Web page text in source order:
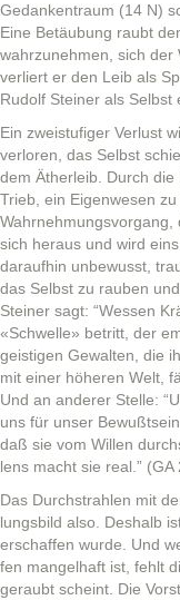
Gedanken­traum (14 N)
Eine Betäubung raubt
wahrzunehmen, sich der
ver­liert er den Leib als
Rudolf Stein­er als Selb­st
Ein zweistu­figer Ver­lust
ver­loren, das Selb­st
dem Äther­leib. Durch
Trieb, ein Eigen­we­sen
sich her­aus und wird
daraufhin unbe­wusst,
das Selb­st zu rauben
Stein­er sagt: “Wessen
«Schwelle» betritt, der
geisti­gen Gewal­ten, die
mit ein­er höheren Welt,
Und an ander­er Stelle:
uns für unser
daß sie vom Willen
lens macht sie real.”
Das Durch­strahlen mit
lungs­bild also. Deshalb
erschaf­fen wurde. Und
fen man­gel­haft ist, fehlt
ger­aubt scheint. Die